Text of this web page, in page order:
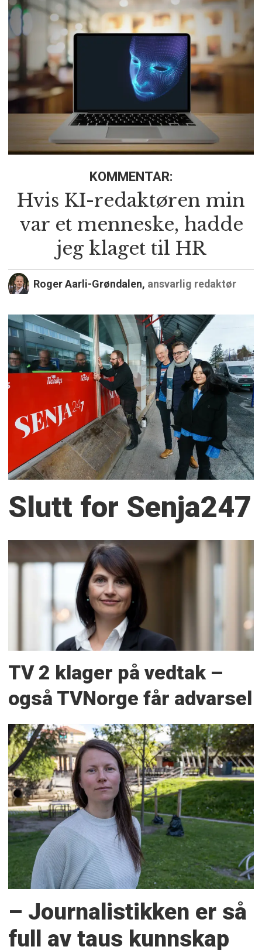
KOMMENTAR:
Hvis KI-redaktøren min
var et menneske, hadde
jeg klaget til HR
Roger Aarli-Grøndalen, ansvarlig redaktør
Slutt for Senja247
TV 2 klager på vedtak –
også TVNorge får advarsel
– Journalistikken er så
full av taus kunnskap